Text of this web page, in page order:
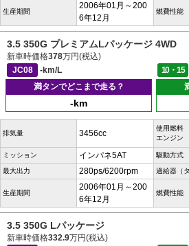
生産期間
2006年01月～200
6年12月
燃費性能
3.5 350G プレミアムLパッケージ 4WD
新車時価格378万円(税込)
JC08
-km/L 10・15
満タンでどこまで走る？
-km
排気量 3456cc
使用燃料
エンジン
ミッション インパネ5AT 駆動方式
最大出力 280ps/6200rpm 過給器（
生産期間
2006年01月～200
6年12月
燃費性能
3.5 350G Lパッケージ
新車時価格332.9万円(税込)